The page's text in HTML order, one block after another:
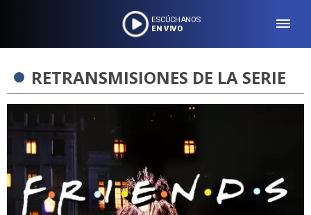
ESCÚCHANOS
EN VIVO
RETRANSMISIONES DE LA SERIE